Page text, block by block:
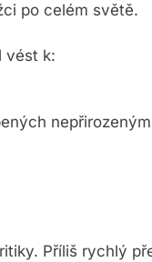
po celém světě.
vést k:
Příliš rychlý